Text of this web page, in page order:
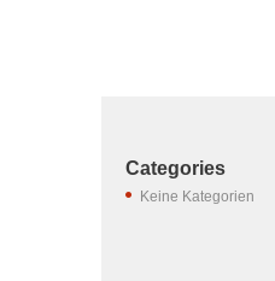
Categories
Keine Kategorien